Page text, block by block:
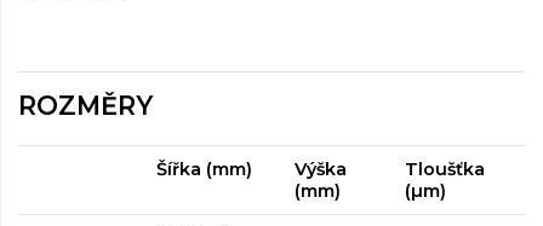
ROZMĚRY
Šířka (mm)
Výška
(mm)
Tloušťka
(µm)